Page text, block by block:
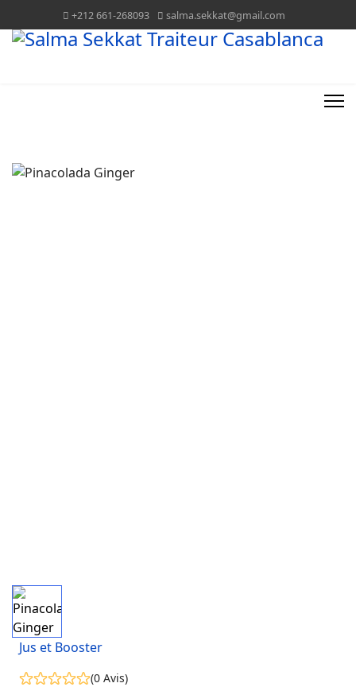
+212 661-268093 salma.sekkat@gmail.com
Jus et Booster
(0 Avis)